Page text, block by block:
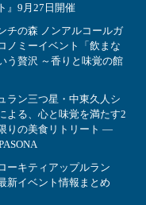
』9月27日開催
チの森 ノンアルコールガ
ノミーイベント「飲まな
う贅沢 ～香りと味覚の館
ラン三つ星・中東久人シ
よる、心と味覚を満たす2
りの美食リトリート ―
ーキティアップルラン
新イベント情報まとめ